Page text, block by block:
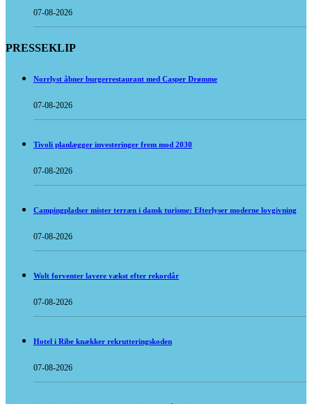
07-08-2026
PRESSEKLIP
Norrlyst åbner burgerrestaurant med Casper Drømme
07-08-2026
Tivoli planlægger investeringer frem mod 2030
07-08-2026
Campingpladser mister terræn i dansk turisme: Efterlyser moderne lovgivning
07-08-2026
Wolt forventer lavere vækst efter rekordår
07-08-2026
Hotel i Ribe knækker rekrutteringskoden
07-08-2026